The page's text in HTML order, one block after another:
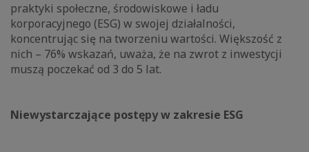
praktyki społeczne, środowiskowe i ładu
korporacyjnego (ESG) w swojej działalności,
koncentrując się na tworzeniu wartości. Większość z
nich – 76% wskazań, uważa, że na zwrot z inwestycji
muszą poczekać od 3 do 5 lat.
Niewystarczające postępy w zakresie ESG